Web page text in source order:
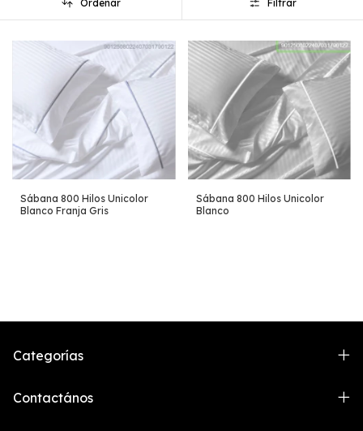
Ordenar Filtrar
Sábana 800 Hilos Unicolor
Blanco Franja Gris
Sábana 800 Hilos Unicolor
Blanco
Categorías
Contactános